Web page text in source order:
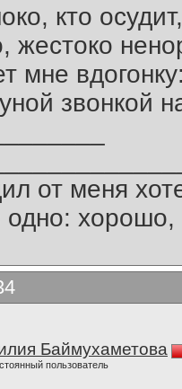
кто
жестоко
мне
звонкой
от меня
одно:
Баймухаметова
пользователь